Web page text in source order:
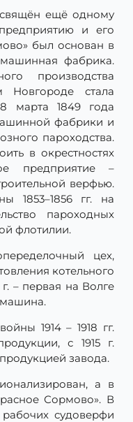
ещё одному
и его
был основан в
фабрика.
производства
стала
марта 1849 года
фабрики и
пароходства.
в окрестностях
предприятие –
верфью.
1853–1856 гг. на
пароходных
флотилии.
цех,
котельного
– первая на Волге
машина.
1914 – 1918 гг.
с 1915 г.
завода.
а в
Сормово». В
рабочих судоверфи